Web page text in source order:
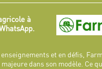
à
et en défis,
dans son modèle. Ce